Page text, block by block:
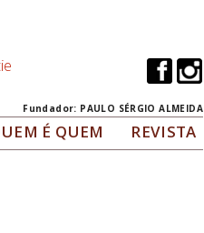
Fundador: PAULO SÉRGIO ALMEIDA
É QUEM REVISTA